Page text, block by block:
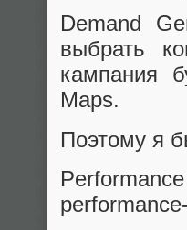
Demand
выбрать
кампания
Maps.
Поэтому я